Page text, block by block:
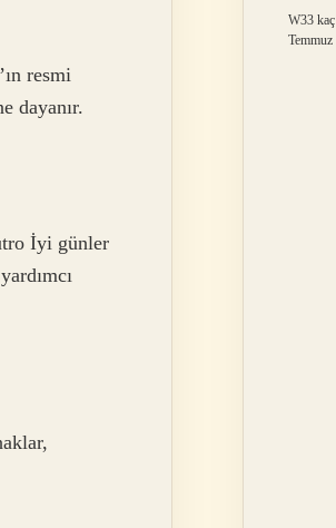
resmi
dayanır.
İyi günler
W33